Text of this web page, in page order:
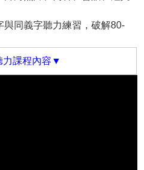
同義字聽力練習，破解80-
力課程內容▼